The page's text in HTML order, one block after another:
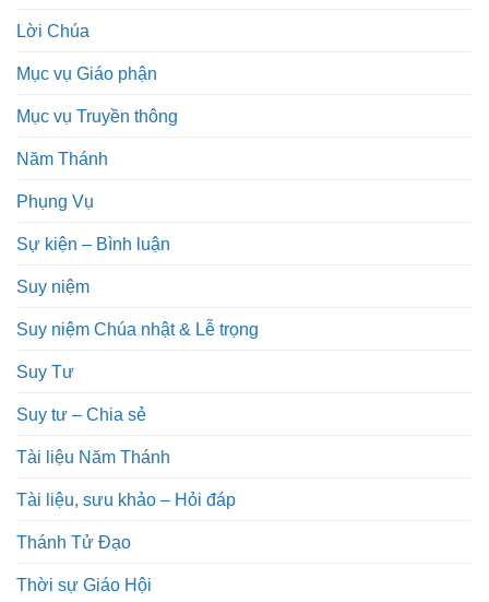
Lời Chúa
Mục vụ Giáo phận
Mục vụ Truyền thông
Năm Thánh
Phụng Vụ
Sự kiện – Bình luận
Suy niệm
Suy niệm Chúa nhật & Lễ trọng
Suy Tư
Suy tư – Chia sẻ
Tài liệu Năm Thánh
Tài liệu, sưu khảo – Hỏi đáp
Thánh Tử Đạo
Thời sự Giáo Hội